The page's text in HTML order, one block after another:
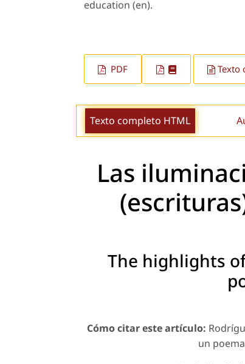
education (en).
PDF Texto
Texto completo HTML
Las
The highlights
Cómo citar este artículo:
un